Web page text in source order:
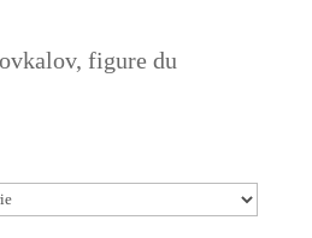
figure du